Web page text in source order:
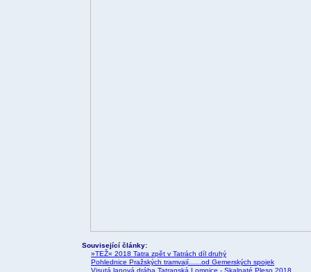
Související články:
»TEŽ« 2018 Tatra zpět v Tatrách díl druhý
Pohlednice Pražských tramvají......od Gemerských spojek